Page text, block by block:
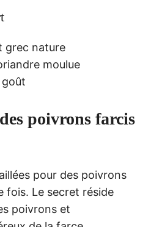
grec nature
moulue
goût
poivrons farcis
pour des poivrons
fois. Le secret réside
poivrons et